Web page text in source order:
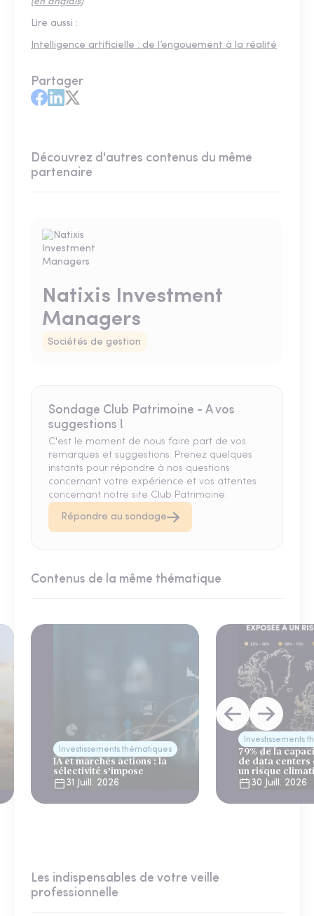
Lire aussi :
Intelligence artificielle : de l’engouement à la réalité
Partager
Découvrez d'autres contenus du même
partenaire
Natixis Investment
Managers
Sociétés de gestion
Sondage Club Patrimoine - A vos
suggestions !
C'est le moment de nous faire part de vos
remarques et suggestions. Prenez quelques
instants pour répondre à nos questions
concernant votre expérience et vos attentes
concernant notre site Club Patrimoine.
Répondre au sondage
Contenus de la même thématique
Investissements thématiques
IA et marchés actions : la
sélectivité s’impose
31 Juill. 2026
Investissements
79% de la
de data centers
un risque
30 Juill. 2026
Les indispensables de votre veille
professionnelle